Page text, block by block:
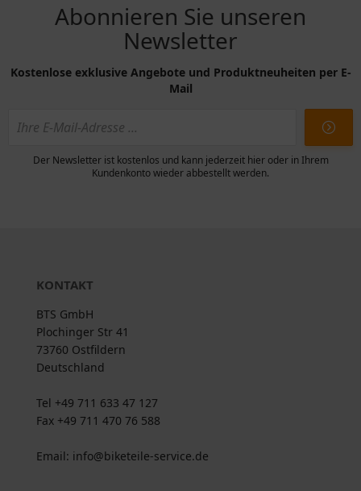
Abonnieren Sie unseren
Newsletter
Kostenlose exklusive Angebote und Produktneuheiten per E-
Mail
Der Newsletter ist kostenlos und kann jederzeit hier oder in Ihrem
Kundenkonto wieder abbestellt werden.
KONTAKT
BTS GmbH
Plochinger Str 41
73760 Ostfildern
Deutschland
Tel +49 711 633 47 127
Fax +49 711 470 76 588
Email: info@biketeile-service.de